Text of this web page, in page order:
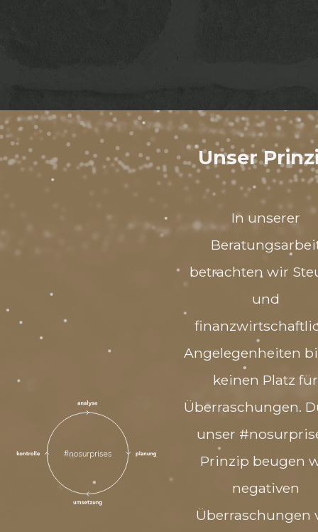
Unser
In unserer
betrachten wir
und
Angelegenheiten
keinen Platz für
Überraschungen.
unser
Prinzip beugen
negativen
Überraschungen